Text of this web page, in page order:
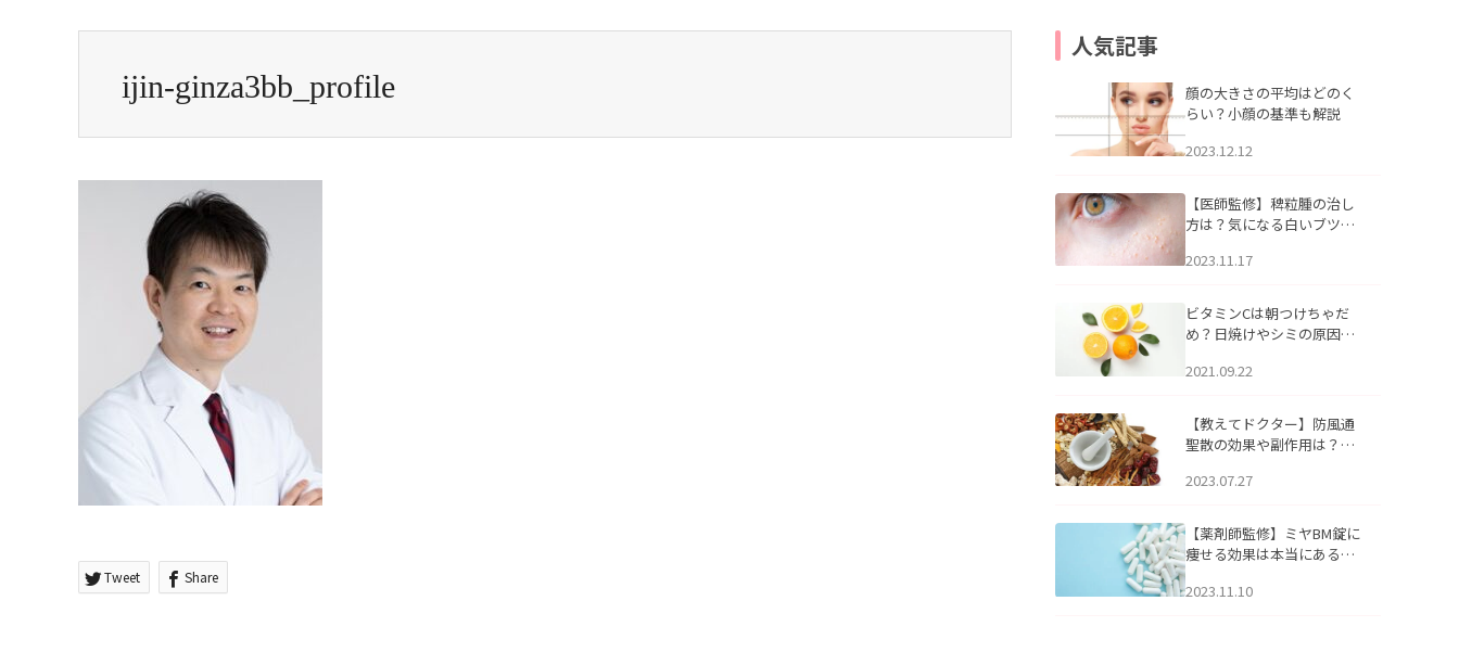
ijin-ginza3bb_profile
Tweet Share
人気記事
顔の大きさの平均はどのく
らい？小顔の基準も解説
2023.12.12
【医師監修】稗粒腫の治し
方は？気になる白いブツブ
アについて
2023.11.17
ビタミンCは朝つけちゃだ
め？日焼けやシミの原因に
2021.09.22
【教えてドクター】防風通
聖散の効果や副作用は？長
2023.07.27
【薬剤師監修】ミヤBM錠に
痩せる効果は本当にある
2023.11.10